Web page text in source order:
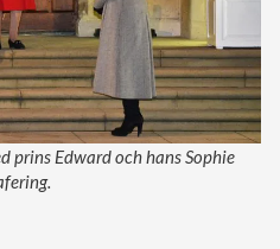
prins Edward och hans Sophie